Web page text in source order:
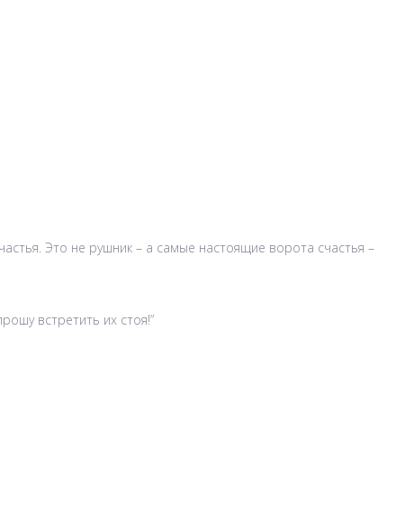
Это не рушник – а самые настоящие ворота счастья –
встретить их стоя!”